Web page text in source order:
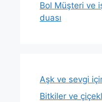
Bol Müşteri ve
duası
Aşk ve sevgi
Bitkiler ve